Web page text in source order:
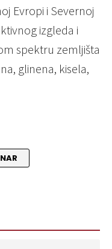
Evropi i Severnoj
izgleda i
spektru zemljišta
glinena, kisela,